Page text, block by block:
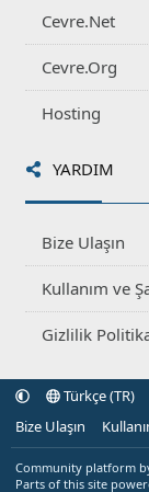
Cevre.Net
Cevre.Org
Hosting
YARDIM
Bize Ulaşın
Kullanım ve
Gizlilik
Türkçe (TR)
Bize Ulaşın
Community platform
Parts of this site